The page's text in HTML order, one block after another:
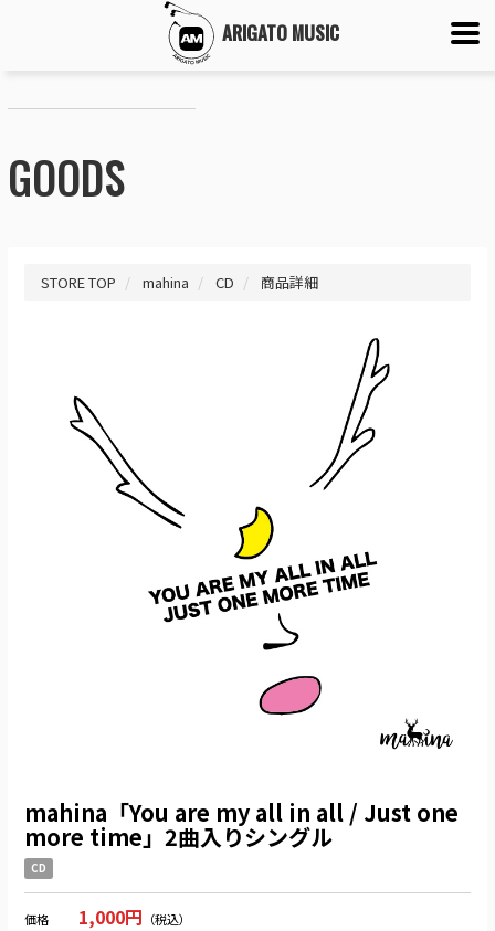
ARIGATO MUSIC
GOODS
STORE TOP mahina CD 商品詳細
mahina「You are my all in all / Just one
more time」2曲入りシングル
CD
価格 1,000円 （税込）